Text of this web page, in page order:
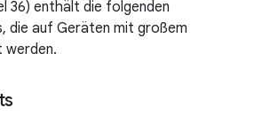
36) enthält die folgenden
die auf Geräten mit großem
werden.